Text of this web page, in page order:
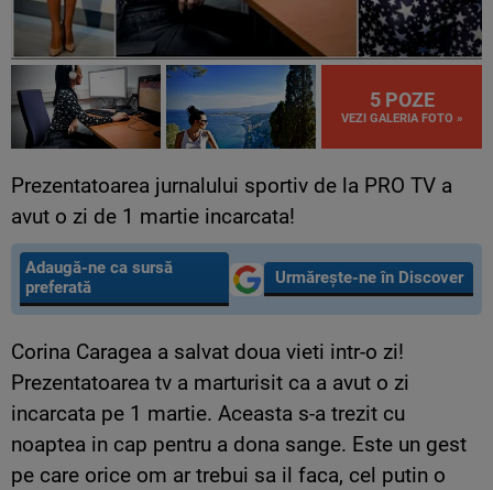
5 POZE
VEZI GALERIA FOTO »
Prezentatoarea jurnalului sportiv de la PRO TV a
avut o zi de 1 martie incarcata!
Adaugă-ne ca sursă
preferată
Urmărește-ne în Discover
Corina Caragea a salvat doua vieti intr-o zi!
Prezentatoarea tv a marturisit ca a avut o zi
incarcata pe 1 martie. Aceasta s-a trezit cu
noaptea in cap pentru a dona sange. Este un gest
pe care orice om ar trebui sa il faca, cel putin o